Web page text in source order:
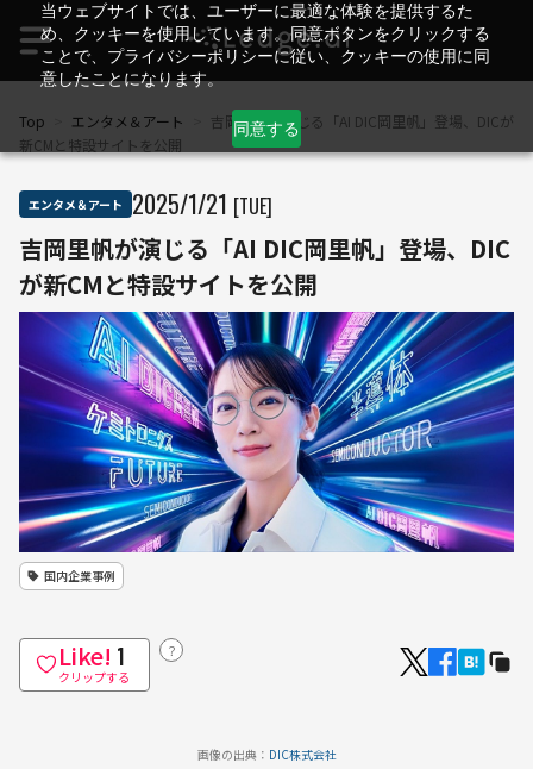
当ウェブサイトでは、ユーザーに最適な体験を提供するた
め、クッキーを使用しています。同意ボタンをクリックする
ことで、プライバシーポリシーに従い、クッキーの使用に同
意したことになります。
同意する
Top エンタメ＆アート
吉岡里帆が演じる「AI DIC岡里帆」登場、DICが
新CMと特設サイトを公開
エンタメ＆アート 2025/1/21 [TUE]
吉岡里帆が演じる「AI DIC岡里帆」登場、DIC
が新CMと特設サイトを公開
国内企業事例
Like! 1
クリップする
？
画像の出典： DIC株式会社